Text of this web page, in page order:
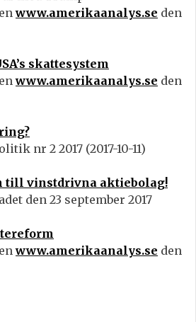
www.amerikaanalys.se den
skattesystem
www.amerikaanalys.se den
nr 2 2017 (2017-10-11)
till vinstdrivna aktiebolag!
den 23 september 2017
www.amerikaanalys.se den